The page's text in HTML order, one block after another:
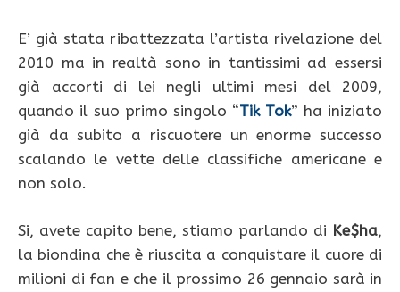
E’ già stata ribattezzata l’artista rivelazione del
2010 ma in realtà sono in tantissimi ad essersi
già accorti di lei negli ultimi mesi del 2009,
quando il suo primo singolo “Tik Tok” ha iniziato
già da subito a riscuotere un enorme successo
scalando le vette delle classifiche americane e
non solo.
Si, avete capito bene, stiamo parlando di Ke$ha,
la biondina che è riuscita a conquistare il cuore di
milioni di fan e che il prossimo 26 gennaio sarà in